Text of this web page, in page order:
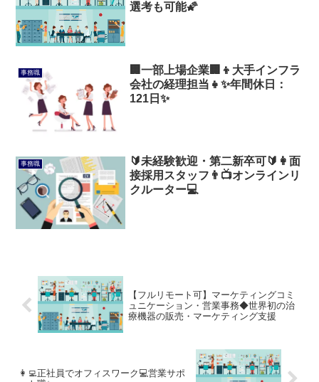
選考も可能🌠
事務職
🏢一部上場企業🏢👦大手インフラ
会社の経理担当👧✨年間休日：
121日✨
事務職
🔰未経験歓迎・第二新卒可🔰👩面
接採用スタッフ👨📺オンラインリ
クルーター💻
【フルリモート可】マーケティングコミ
ュニケーション・営業事務◆世界初の治
療機器の販売・マーケティング支援
👩‍💻正社員でオフィスワーク💻営業サポ